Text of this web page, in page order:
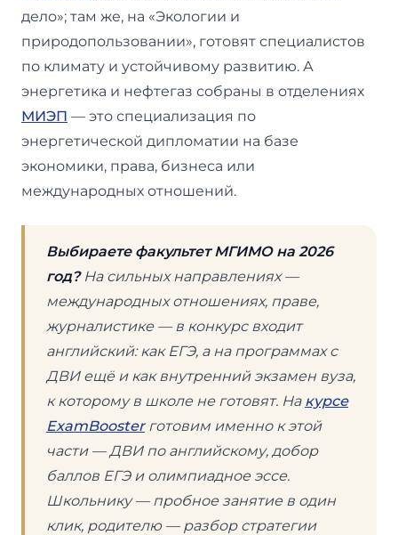
дело»; там же, на «Экологии и
природопользовании», готовят специалистов
по климату и устойчивому развитию. А
энергетика и нефтегаз собраны в отделениях
МИЭП — это специализация по
энергетической дипломатии на базе
экономики, права, бизнеса или
международных отношений.
Выбираете факультет МГИМО на 2026
год?На сильных направлениях —
международных отношениях, праве,
журналистике — в конкурс входит
английский: как ЕГЭ, а на программах с
ДВИ ещё и как внутренний экзамен вуза,
к которому в школе не готовят. На курсе
ExamBoosterготовим именно к этой
части — ДВИ по английскому, добор
баллов ЕГЭ и олимпиадное эссе.
Школьнику — пробное занятие в один
клик, родителю — разбор стратегии